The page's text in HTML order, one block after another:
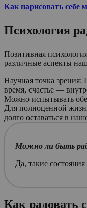
Как нарисовать себе
Психология
Позитивная
различные аспекты
Научная точка зрения:
время, счастье —
Можно испытывать
Для полноценной
долго оставаться в
Можно ли быть
Да, такие
Как радовать